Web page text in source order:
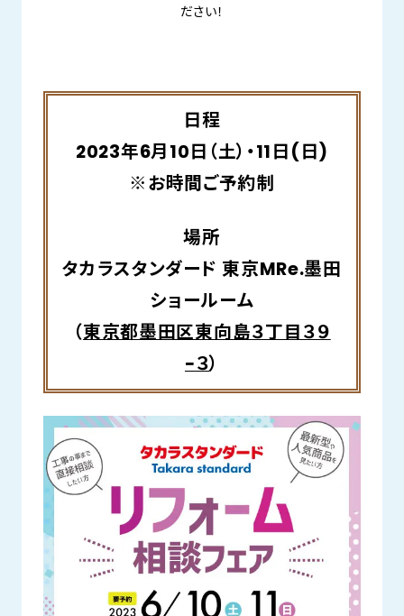
ださい！
日程
2023年6月10日（土）・11日(日)
※お時間ご予約制
場所
タカラスタンダード 東京MRe.墨田
ショールーム
（東京都墨田区東向島３丁目３９
−３）